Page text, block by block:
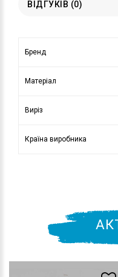
ВІДГУКІВ (0)
Бренд
Матеріал
Виріз
Країна виробника